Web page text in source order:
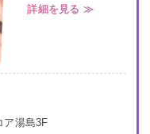
詳細を見る ≫
湯島3F